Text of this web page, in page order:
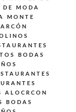
DE MODA
MONTE
BODAS
ALOCRCON
BODAS